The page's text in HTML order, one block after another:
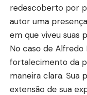
redescoberto por
autor uma
em que viveu suas
No caso de Alfredo
fortalecimento da
maneira clara. Sua
extensão de sua